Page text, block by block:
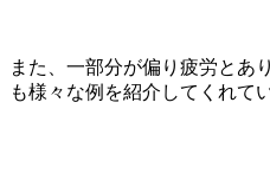
また、一部分が偏り疲労とあ
も様々な例を紹介してくれて